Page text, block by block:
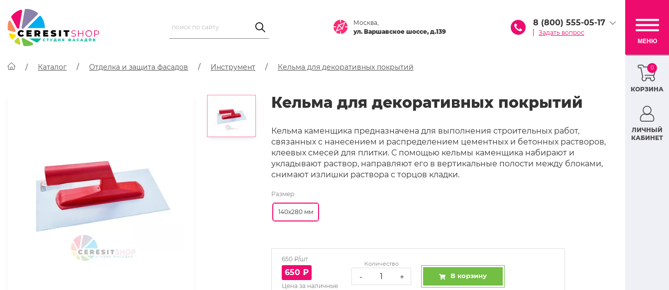
0
КОРЗИНА
ЛИЧНЫЙ
КАБИНЕТ
МЕНЮ
Москва,
ул. Варшавское шоссе, д.139
8 (800) 555-05-17
Задать вопрос
Каталог Отделка и защита фасадов Инструмент Кельма для декоративных покрытий
Кельма для декоративных покрытий
Кельма каменщика предназначена для выполнения строительных работ,
связанных с нанесением и распределением цементных и бетонных растворов,
клеевых смесей для плитки. С помощью кельмы каменщика набирают и
укладывают раствор, направляют его в вертикальные полости между блоками,
снимают излишки раствора с торцов кладки.
Размер:
140х280 мм
650 ₽/шт
650 ₽
Цена за наличные
Количество
- + В корзину